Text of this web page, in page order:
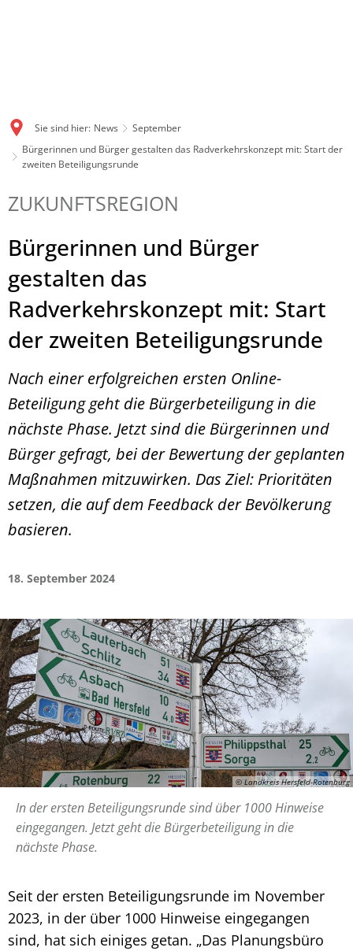
Sie sind hier: News
September
Bürgerinnen und Bürger gestalten das Radverkehrskonzept mit: Start der
zweiten Beteiligungsrunde
ZUKUNFTSREGION
Bürgerinnen und Bürger
gestalten das
Radverkehrskonzept mit: Start
der zweiten Beteiligungsrunde
Nach einer erfolgreichen ersten Online-
Beteiligung geht die Bürgerbeteiligung in die
nächste Phase. Jetzt sind die Bürgerinnen und
Bürger gefragt, bei der Bewertung der geplanten
Maßnahmen mitzuwirken. Das Ziel: Prioritäten
setzen, die auf dem Feedback der Bevölkerung
basieren.
18. September 2024
© Landkreis Hersfeld-Rotenburg
In der ersten Beteiligungsrunde sind über 1000 Hinweise
eingegangen. Jetzt geht die Bürgerbeteiligung in die
nächste Phase.
Seit der ersten Beteiligungsrunde im November
2023, in der über 1000 Hinweise eingegangen
sind, hat sich einiges getan. „Das Planungsbüro